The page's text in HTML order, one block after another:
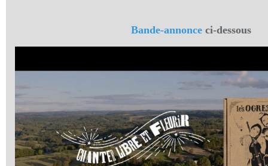
Bande-annonceci-dessous